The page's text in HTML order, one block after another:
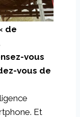
de
vous
vous de
Et